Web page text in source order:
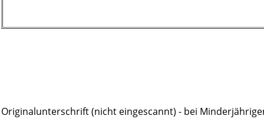
Originalunterschrift (nicht eingescannt) - bei